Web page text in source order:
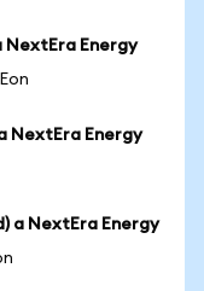
NextEra Energy
NextEra Energy
a NextEra Energy